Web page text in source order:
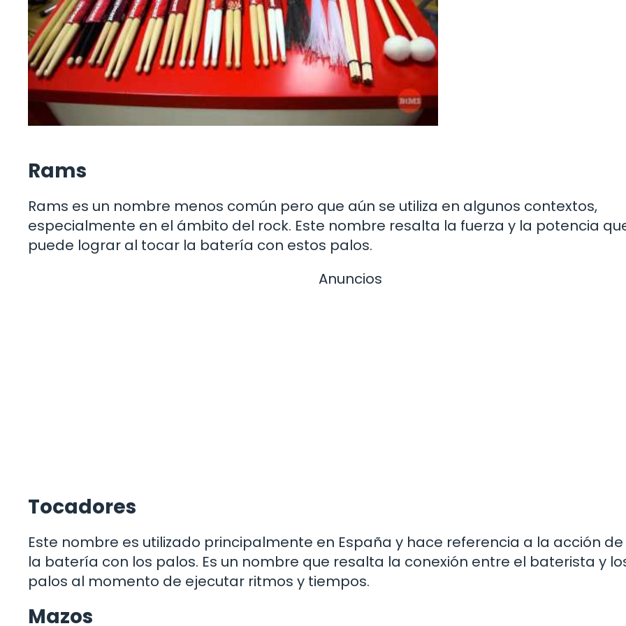
Rams
Rams es un nombre menos común pero que aún se utiliza en algunos contextos,
especialmente en el ámbito del rock. Este nombre resalta la fuerza y la potencia
puede lograr al tocar la batería con estos palos.
Anuncios
Tocadores
Este nombre es utilizado principalmente en España y hace referencia a la acción
la batería con los palos. Es un nombre que resalta la conexión entre el baterista y
palos al momento de ejecutar ritmos y tiempos.
Mazos